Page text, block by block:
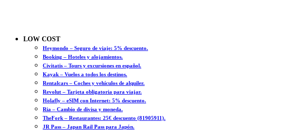
LOW COST
Heymondo – Seguro de viaje: 5% descuento.
Booking – Hoteles y alojamientos.
Civitatis – Tours y excursiones en español.
Kayak – Vuelos a todos los destinos.
Rentalcars – Coches y vehículos de alquiler.
Revolut – Tarjeta obligatoria para viajar.
Holafly – eSIM con Internet: 5% descuento.
Ria – Cambio de divisa y moneda.
TheFork – Restaurantes: 25€ descuento (81905911).
JR Pass – Japan Rail Pass para Japón.